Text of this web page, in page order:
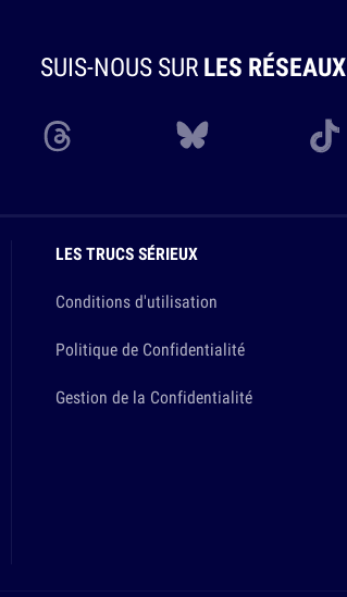
SUIS-NOUS SURLES RÉSEAUX
LES TRUCS SÉRIEUX
Conditions d'utilisation
Politique de Confidentialité
Gestion de la Confidentialité